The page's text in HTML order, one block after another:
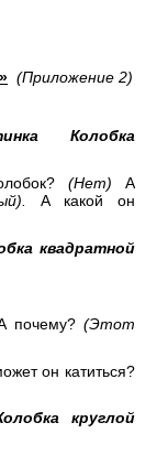
(Приложение 2)
Колобка
(Нет) А
А какой он
квадратной
почему? (Этот
он катиться?
круглой